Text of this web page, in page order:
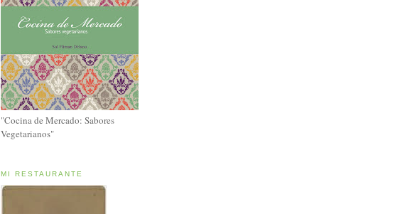
"Cocina de Mercado: Sabores
Vegetarianos"
MI RESTAURANTE